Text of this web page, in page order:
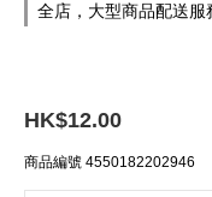
全店，大型商品配送
HK$12.00
商品編號 4550182202946